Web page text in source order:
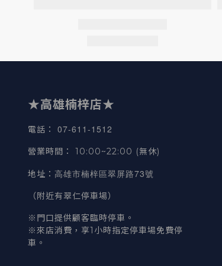
★高雄楠梓店★
電話 ： 07-611-1512
營業時間 ： 10:00~22:00 (無休)
地址 ： 高雄市楠梓區翠屏路73號
（附近有翠仁停車場）
※門口提供顧客臨時停車。
※來店消費，享1小時指定停車場免費停
車。